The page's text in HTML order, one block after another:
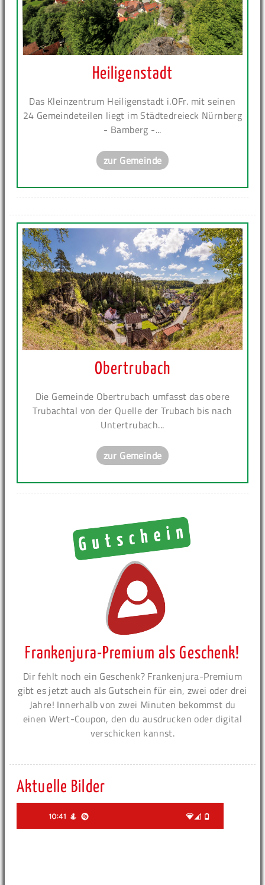
Heiligenstadt
Das Kleinzentrum Heiligenstadt i.OFr. mit seinen
24 Gemeindeteilen liegt im Städtedreieck Nürnberg
- Bamberg -...
zur Gemeinde
Obertrubach
Die Gemeinde Obertrubach umfasst das obere
Trubachtal von der Quelle der Trubach bis nach
Untertrubach...
zur Gemeinde
Frankenjura-Premium als Geschenk!
Dir fehlt noch ein Geschenk? Frankenjura-Premium
gibt es jetzt auch als Gutschein für ein, zwei oder drei
Jahre! Innerhalb von zwei Minuten bekommst du
einen Wert-Coupon, den du ausdrucken oder digital
verschicken kannst.
Aktuelle Bilder